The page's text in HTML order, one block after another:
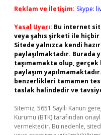
Reklam ve İletişim: Skype:
Yasal Uyarı: Bu internet
veya şahıs şirketi ile
Sitede yalnızca kendi
paylaşılmaktadır.
taşımamakta olup,
paylaşım
benzerlikleri tamamen
taslak halindedir ve
Sitemiz, 5651 Sayılı Kanun
Kurumu (BTK) tarafından
vermektedir. Bu nedenle,